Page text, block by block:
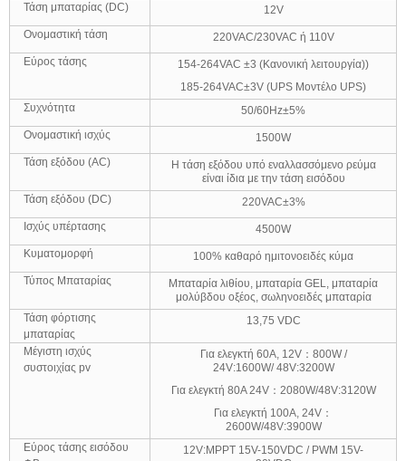
Τάση μπαταρίας (DC)
12V
Ονομαστική τάση
220VAC/230VAC ή 110V
Εύρος τάσης
154-264VAC ±3 (Κανονική λειτουργία))
185-264VAC±3V (UPS Μοντέλο UPS)
Συχνότητα
50/60Hz±5%
Ονομαστική ισχύς
1500W
Τάση εξόδου (AC)
Η τάση εξόδου υπό εναλλασσόμενο ρεύμα
είναι ίδια με την τάση εισόδου
Τάση εξόδου (DC)
220VAC±3%
Ισχύς υπέρτασης
4500W
Κυματομορφή
100% καθαρό ημιτονοειδές κύμα
Τύπος Μπαταρίας
Μπαταρία λιθίου, μπαταρία GEL, μπαταρία
μολύβδου οξέος, σωληνοειδές μπαταρία
Τάση φόρτισης
μπαταρίας
13,75 VDC
Μέγιστη ισχύς
συστοιχίας pv
Για ελεγκτή 60A, 12V：800W /
24V:1600W/ 48V:3200W
Για ελεγκτή 80A 24V：2080W/48V:3120W
Για ελεγκτή 100A, 24V：
2600W/48V:3900W
Εύρος τάσης εισόδου
12V:MPPT 15V-150VDC / PWM 15V-